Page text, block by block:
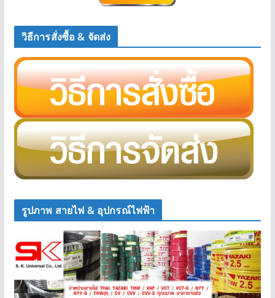
วิธีการสั่งซื้อ & จัดส่ง
รูปภาพ สายไฟ & อุปกรณ์ไฟฟ้า